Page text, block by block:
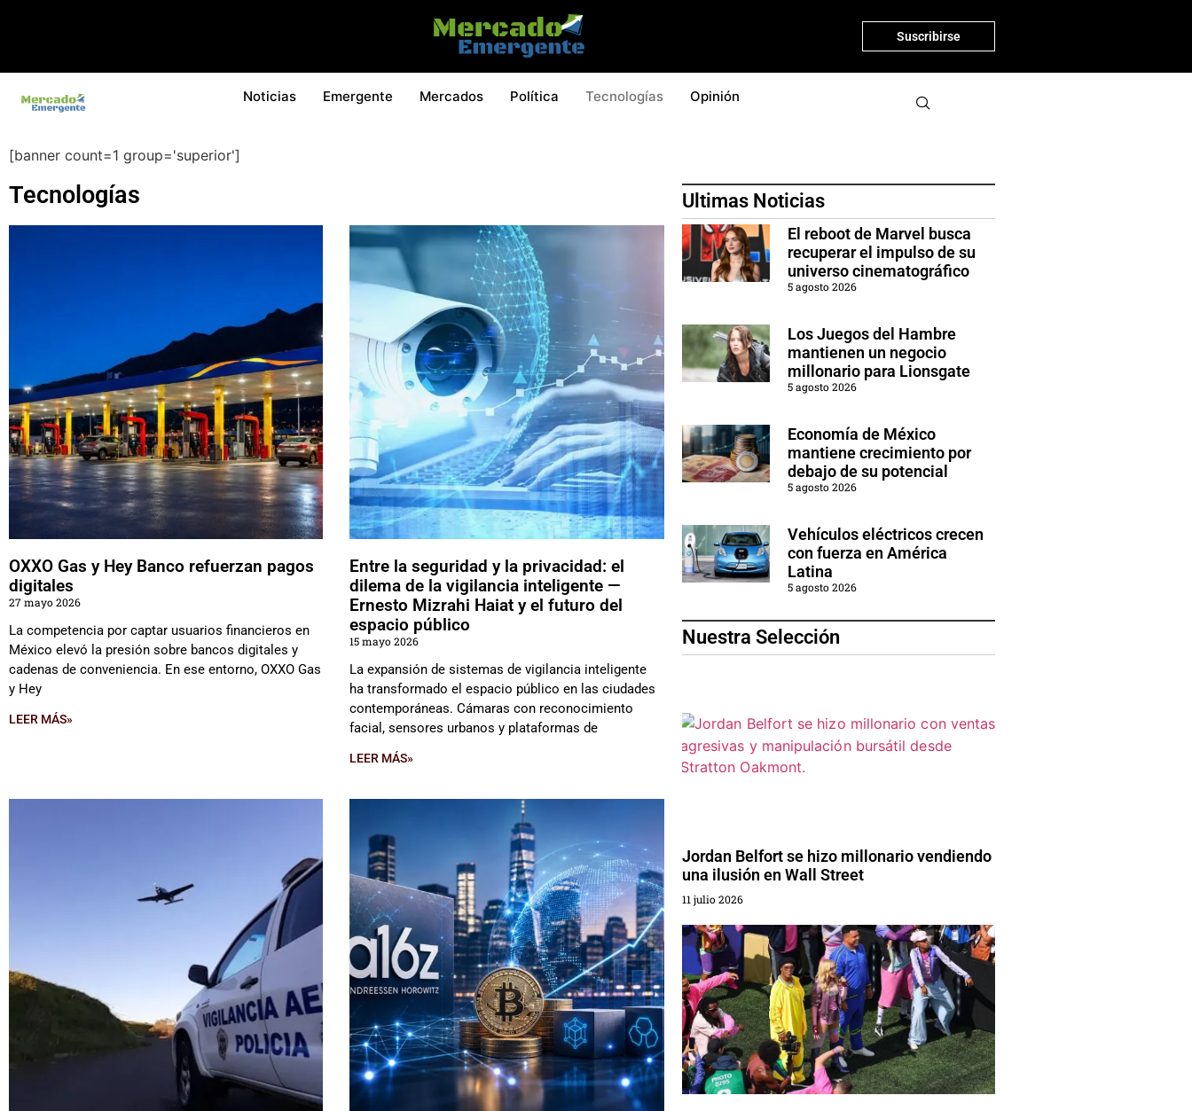
Suscribirse
Noticias Emergente Mercados Política Tecnologías Opinión
[banner count=1 group='superior']
Tecnologías
OXXO Gas y Hey Banco refuerzan pagos
digitales
27 mayo 2026
La competencia por captar usuarios financieros en
México elevó la presión sobre bancos digitales y
cadenas de conveniencia. En ese entorno, OXXO Gas
y Hey
LEER MÁS»
Entre la seguridad y la privacidad: el
dilema de la vigilancia inteligente —
Ernesto Mizrahi Haiat y el futuro del
espacio público
15 mayo 2026
La expansión de sistemas de vigilancia inteligente
ha transformado el espacio público en las ciudades
contemporáneas. Cámaras con reconocimiento
facial, sensores urbanos y plataformas de
LEER MÁS»
Ultimas Noticias
El reboot de Marvel busca
recuperar el impulso de su
universo cinematográfico
5 agosto 2026
Los Juegos del Hambre
mantienen un negocio
millonario para Lionsgate
5 agosto 2026
Economía de México
mantiene crecimiento por
debajo de su potencial
5 agosto 2026
Vehículos eléctricos crecen
con fuerza en América
Latina
5 agosto 2026
Nuestra Selección
Jordan Belfort se hizo millonario vendiendo
una ilusión en Wall Street
11 julio 2026